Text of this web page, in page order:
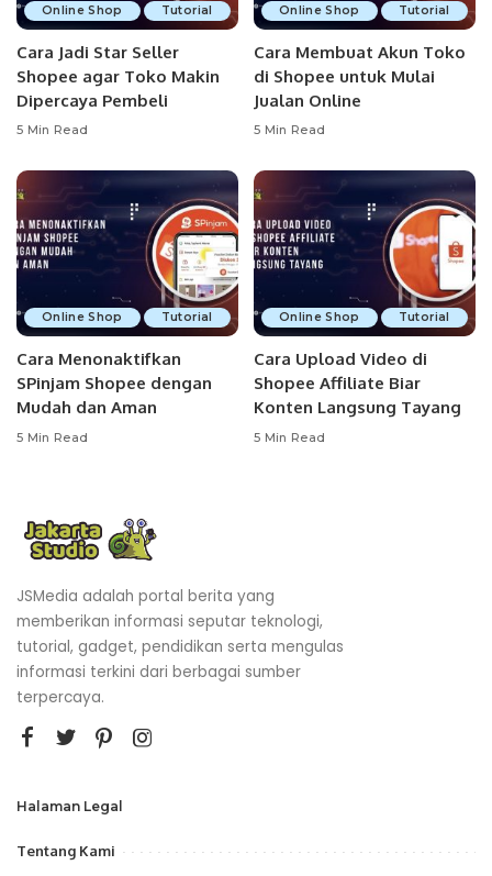
Online Shop Tutorial
Cara Jadi Star Seller
Shopee agar Toko Makin
Dipercaya Pembeli
5 Min Read
Online Shop Tutorial
Cara Membuat Akun Toko
di Shopee untuk Mulai
Jualan Online
5 Min Read
Online Shop Tutorial
Cara Menonaktifkan
SPinjam Shopee dengan
Mudah dan Aman
5 Min Read
Online Shop Tutorial
Cara Upload Video di
Shopee Affiliate Biar
Konten Langsung Tayang
5 Min Read
JSMedia adalah portal berita yang
memberikan informasi seputar teknologi,
tutorial, gadget, pendidikan serta mengulas
informasi terkini dari berbagai sumber
terpercaya.
Halaman Legal
Tentang Kami